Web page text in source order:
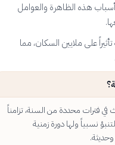
هذه الظاهرة والعوامل
على ملايين السكان، مما
فترات محددة من السنة، تزامناً
نسبياً ولها دورة زمنية